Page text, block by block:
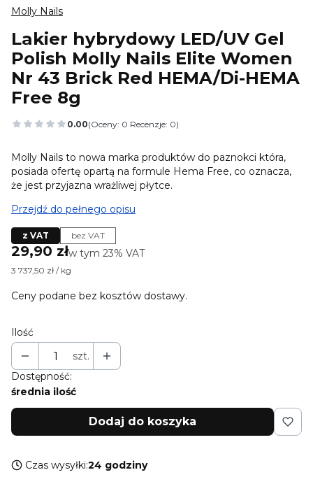
Molly Nails
Lakier hybrydowy LED/UV Gel
Polish Molly Nails Elite Women
Nr 43 Brick Red HEMA/Di-HEMA
Free 8g
0.00(Oceny: 0 Recenzje: 0)
Przejdź do sekcji Opinie
Molly Nails to nowa marka produktów do paznokci która,
posiada ofertę opartą na formule Hema Free, co oznacza,
że jest przyjazna wrażliwej płytce.
Przejdź do pełnego opisu
z VAT bez VAT
Cena
29,90 złw tym 23% VAT
w tym 23% VAT
3 737,50 zł / kg
Ceny podane bez kosztów dostawy.
Ilość
szt.
Dostępność:
średnia ilość
Dodaj do koszyka
Czas wysyłki:24 godziny